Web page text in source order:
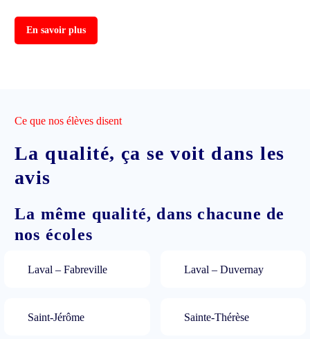
En savoir plus
Ce que nos élèves disent
La qualité, ça se voit dans les
avis
La même qualité, dans chacune de
nos écoles
Laval – Fabreville Laval – Duvernay
Saint-Jérôme Sainte-Thérèse